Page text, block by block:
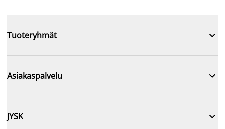
Tuoteryhmät 
Asiakaspalvelu 
JYSK 